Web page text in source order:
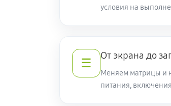
условия на
☰
От экрана до
Меняем матрицы и
питания,